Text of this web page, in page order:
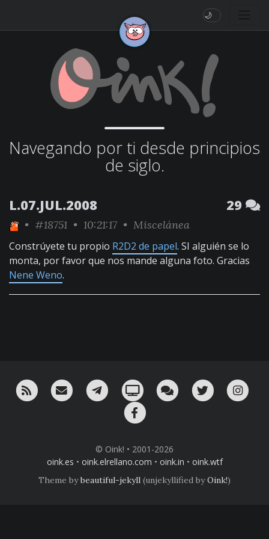
🌙
Navegando por ti desde principios
de siglo.
L.07.JUL.2008 29
• #18751 • 10:21:17 • Miscelánea
Constrúyete tu propio R2D2 de papel. SI alguién se lo
monta, por favor que nos mande alguna foto. Gracias
Nene Weno.
RSS ¡Mándame un email!¡Nuestro canal en Telegram!
Oink! TV Charla con nosotros
Twitter
© Oink! • 2001-2026
oink.es • oink.elrellano.com • oink.in • oink.wtf
Theme bybeautiful-jekyll (unjekyllified byOink!)